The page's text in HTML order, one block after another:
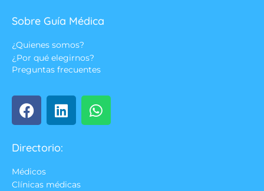
Sobre Guía Médica
¿Quienes somos?
¿Por qué elegirnos?
Preguntas frecuentes
Directorio:
Médicos
Clínicas médicas